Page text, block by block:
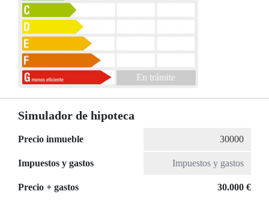
En trámite
Simulador de hipoteca
Precio inmueble
Impuestos y gastos
Precio + gastos 30.000 €